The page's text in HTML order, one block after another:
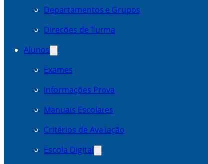
Departamentos e Grupos
Direcões de Turma
Alunos
Exames
Informações Prova
Manuais Escolares
Critérios de Avaliação
Escola Digital